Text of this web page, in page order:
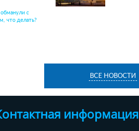
с
что делать?
ВСЕ НОВОСТИ
информация